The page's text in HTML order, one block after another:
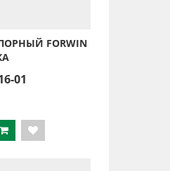
FORWIN
01